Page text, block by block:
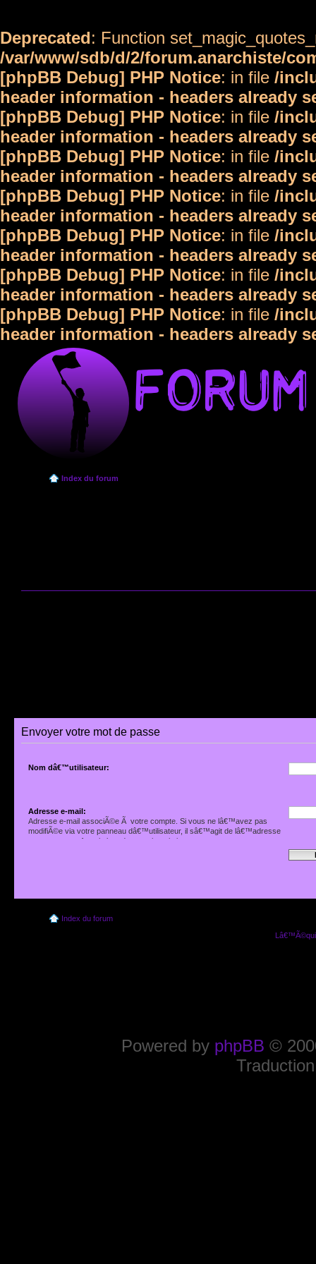
Deprecated: Function
/var/www/sdb/d/2/forum.anarchiste/
[phpBB Debug] PHP Notice: in file /
header information - headers already
[phpBB Debug] PHP Notice: in file /
header information - headers already
[phpBB Debug] PHP Notice: in file /
header information - headers already
[phpBB Debug] PHP Notice: in file /
header information - headers already
[phpBB Debug] PHP Notice: in file /
header information - headers already
[phpBB Debug] PHP Notice: in file /
header information - headers already
[phpBB Debug] PHP Notice: in file /
header information - headers already
Index du forum
Envoyer votre mot de passe
Nom dâ€™utilisateur:
Adresse e-mail:
Adresse e-mail associÃ©e Ã votre compte. Si vous ne lâ€™avez pas
modifiÃ©e via votre panneau dâ€™utilisateur, il sâ€™agit de lâ€™adresse
que vous avez fournie lors de votre inscription.
Index du forum
Powered by phpBB ©